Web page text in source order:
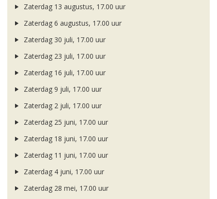
Zaterdag 13 augustus, 17.00 uur
Zaterdag 6 augustus, 17.00 uur
Zaterdag 30 juli, 17.00 uur
Zaterdag 23 juli, 17.00 uur
Zaterdag 16 juli, 17.00 uur
Zaterdag 9 juli, 17.00 uur
Zaterdag 2 juli, 17.00 uur
Zaterdag 25 juni, 17.00 uur
Zaterdag 18 juni, 17.00 uur
Zaterdag 11 juni, 17.00 uur
Zaterdag 4 juni, 17.00 uur
Zaterdag 28 mei, 17.00 uur